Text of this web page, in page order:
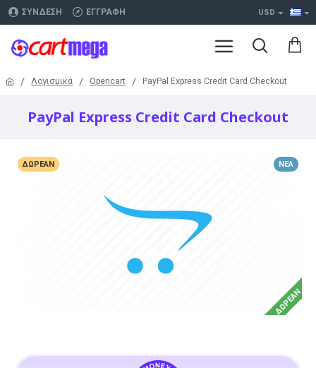
ΣΎΝΔΕΣΗ ΕΓΓΡΑΦΉ USD
Λογισμικά Opencart PayPal Express Credit Card Checkout
PayPal Express Credit Card Checkout
ΝΈΑ
ΔΩΡΕΆΝ
ΔΩΡΕΑΝ